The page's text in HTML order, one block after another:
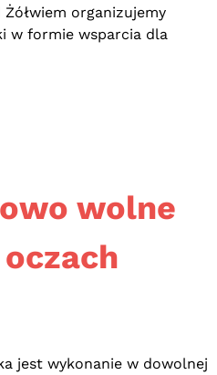
organizujemy
w formie wsparcia dla
wolne
jest wykonanie w dowolnej